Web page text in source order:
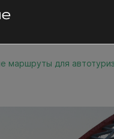
маршруты для